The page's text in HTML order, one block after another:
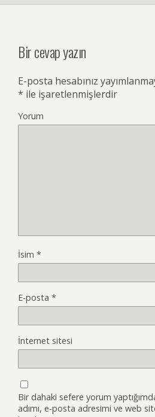
Bir cevap yazın
E-posta hesabınız
* ile işaretlenmişlerdir
Yorum
İsim *
E-posta *
İnternet sitesi
Bir dahaki sefere yorum
adımı, e-posta adresimi ve web